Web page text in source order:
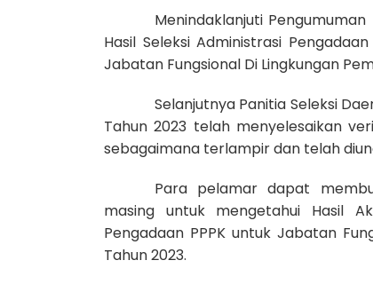
Menindaklanjuti
Hasil Seleksi Administrasi
Jabatan Fungsional Di Lingkungan
Selanjutnya Panitia Seleksi
Tahun 2023 telah menyelesaikan
sebagaimana terlampir dan telah
Para pelamar dapat
masing untuk mengetahui Hasil
Pengadaan PPPK untuk Jabatan
Tahun 2023.